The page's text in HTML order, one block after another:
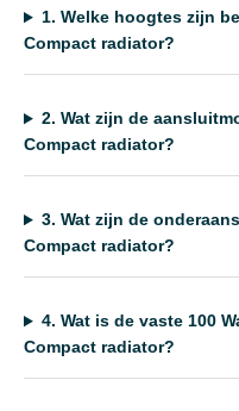
1. Welke hoogtes zijn
Compact radiator?
2. Wat zijn de
Compact radiator?
3. Wat zijn de
Compact radiator?
4. Wat is de vaste 100
Compact radiator?